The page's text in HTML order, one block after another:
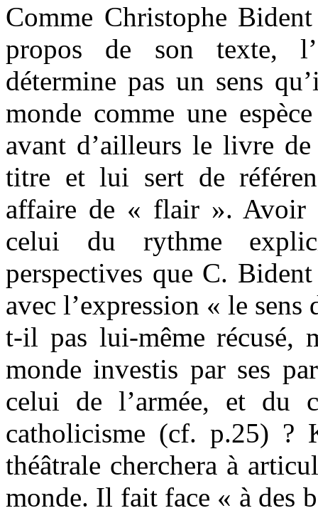
Comme Christophe
propos de son texte,
détermine pas un sens
monde comme une
avant d’ailleurs le livre
titre et lui sert de
affaire de « flair ». Avoir
celui du rythme
perspectives que C.
avec l’expression « le
t-il pas lui-même récusé,
monde investis par ses
celui de l’armée, et du
catholicisme (cf. p.25) ?
théâtrale cherchera à
monde. Il fait face « à des